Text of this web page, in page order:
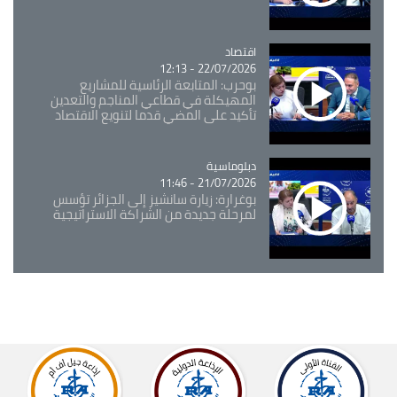
Catégorie
اقتصاد
22/07/2026 - 12:13
بوحرب: المتابعة الرئاسية للمشاريع
المهيكلة في قطاعي المناجم والتعدين
تأكيد على المضي قدما لتنويع الاقتصاد
Catégorie
دبلوماسية
21/07/2026 - 11:46
بوغرارة: زيارة سانشيز إلى الجزائر تؤسس
لمرحلة جديدة من الشراكة الاستراتيجية